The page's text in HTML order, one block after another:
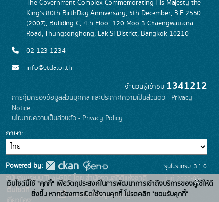
The Government Complex Commemorating His Majesty the
King's 80th BirthDay Anniversary, 5th December, B.E.2550
(2007), Building C, 4th Floor 120 Moo 3 Chaengwattana
Road, Thungsonghong, Lak Si District, Bangkok 10210
02 123 1234
info@etda.or.th
จำนวนผู้เข้าชม 1341212
การคุ้มครองข้อมูลส่วนบุคคล และประกาศความเป็นส่วนตัว - Privacy
Notice
นโยบายความเป็นส่วนตัว - Privacy Policy
ภาษา
Powered by:
สนับสนุนระบบ Thai-GDC โดย สำนักงานสถิติแห่งชาติ
เว็บไซต์ที่
ระบบบัญชีข้อมูลภาครัฐ
รุ่นโปรแกรม: 3.1.0
วันที่: 2026-06-
22
เว็บไซต์นี้ใช้ "คุกกี้" เพื่อวัตถุประสงค์ในการพัฒนาการเข้าถึงบริการของผู้ใช้ให้ดี
ยิ่งขึ้น หากต้องการเปิดใช้งานคุกกี้ โปรดคลิก "ยอมรับคุกกี้"
x